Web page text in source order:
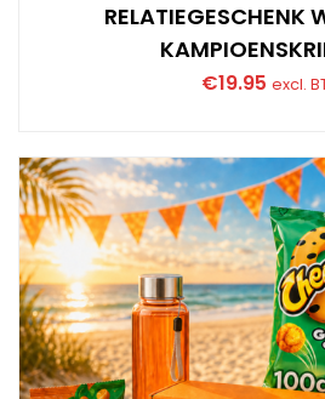
RELATIEGESCHENK
€19.95 excl.